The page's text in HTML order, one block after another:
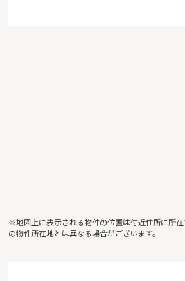
※地図上に表示される物件の位置は付近住所に所
の物件所在地とは異なる場合がございます。